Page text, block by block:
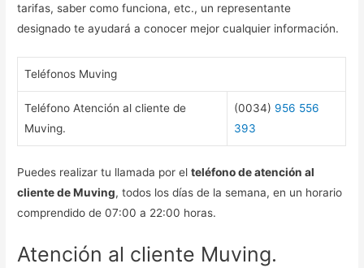
tarifas, saber como funciona, etc., un representante
designado te ayudará a conocer mejor cualquier información.
Teléfonos Muving
Teléfono Atención al cliente de
Muving.
(0034) 956 556
393
Puedes realizar tu llamada por elteléfono de atención al
cliente de Muving, todos los días de la semana, en un horario
comprendido de 07:00 a 22:00 horas.
Atención al cliente Muving.